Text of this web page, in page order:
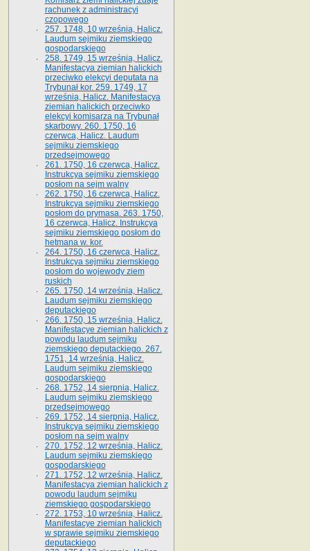
rachunek z administracyi
czopowego
257. 1748, 10 września, Halicz.
Laudum sejmiku ziemskiego
gospodarskiego
258. 1749, 15 września, Halicz.
Manifestacya ziemian halickich
przeciwko elekcyi deputata na
Trybunał kor. 259. 1749, 17
września, Halicz. Manifestacya
ziemian halickich przeciwko
elekcyi komisarza na Trybunał
skarbowy. 260. 1750, 16
czerwca, Halicz. Laudum
sejmiku ziemskiego
przedsejmowego
261. 1750, 16 czerwca, Halicz.
Instrukcya sejmiku ziemskiego
posłom na sejm walny
262. 1750, 16 czerwca, Halicz.
Instrukcya sejmiku ziemskiego
posłom do prymasa. 263. 1750,
16 czerwca, Halicz. Instrukcya
sejmiku ziemskiego posłom do
hetmana w. kor.
264. 1750, 16 czerwca, Halicz.
Instrukcya sejmiku ziemskiego
posłom do wojewody ziem
ruskich
265. 1750, 14 września, Halicz.
Laudum sejmiku ziemskiego
deputackiego
266. 1750, 15 września, Halicz.
Manifestacye ziemian halickich z
powodu laudum sejmiku
ziemskiego deputackiego. 267.
1751, 14 września, Halicz.
Laudum sejmiku ziemskiego
gospodarskiego
268. 1752, 14 sierpnia, Halicz.
Laudum sejmiku ziemskiego
przedsejmowego
269. 1752, 14 sierpnia, Halicz.
Instrukcya sejmiku ziemskiego
posłom na sejm walny
270. 1752, 12 września, Halicz.
Laudum sejmiku ziemskiego
gospodarskiego
271. 1752, 12 września, Halicz.
Manifestacya ziemian halickich z
powodu laudum sejmiku
ziemskiego gospodarskiego
272. 1753, 10 września, Halicz.
Manifestacye ziemian halickich
w sprawie sejmiku ziemskiego
deputackiego